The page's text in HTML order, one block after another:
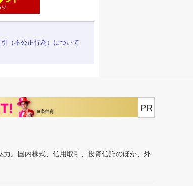
（不公正行為）について
PR
。国内株式、信用取引、投資信託のほか、外